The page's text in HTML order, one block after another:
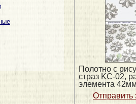
Полотно с
страз KC-02,
элемента